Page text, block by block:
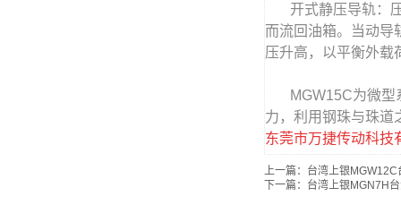
开式静压导轨：压
而流回油箱。当动导
压升高，以平衡外载
MGW15C为微型系
力，利用钢珠与珠道
东莞市万捷传动科技
上一篇： 台湾上银
下一篇： 台湾上银MGN7H